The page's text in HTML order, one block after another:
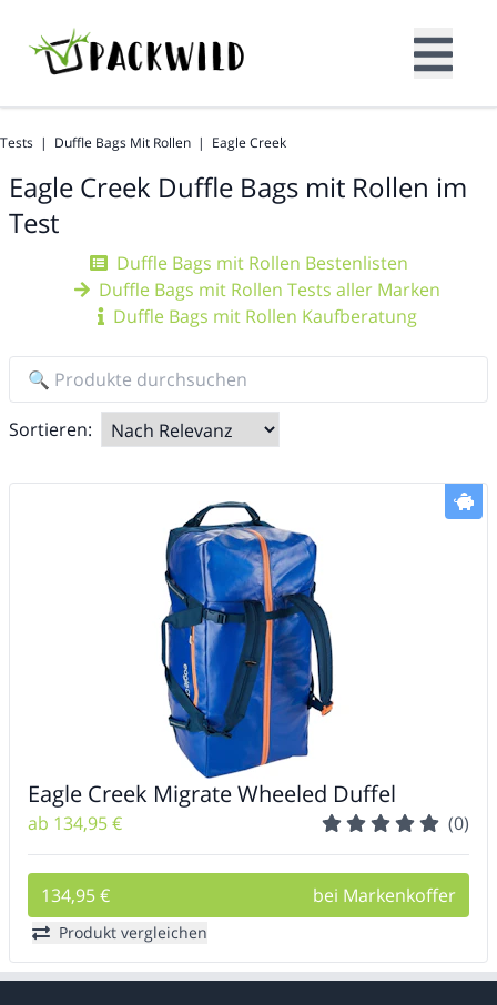
Tests | Duffle Bags Mit Rollen | Eagle Creek
Eagle Creek Duffle Bags mit Rollen im
Test
Duffle Bags mit Rollen Bestenlisten
Duffle Bags mit Rollen Tests aller Marken
Duffle Bags mit Rollen Kaufberatung
Sortieren:
Eagle Creek Migrate Wheeled Duffel
ab 134,95 € (0)
134,95 € bei Markenkoffer
Produkt vergleichen